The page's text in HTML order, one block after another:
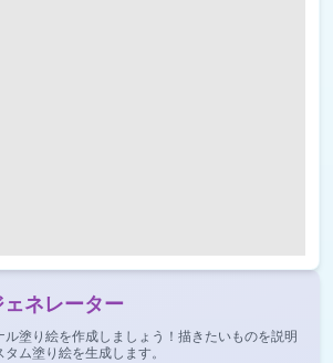
ネレーター
塗り絵を作成しましょう！描きたいものを説明
ム塗り絵を生成します。